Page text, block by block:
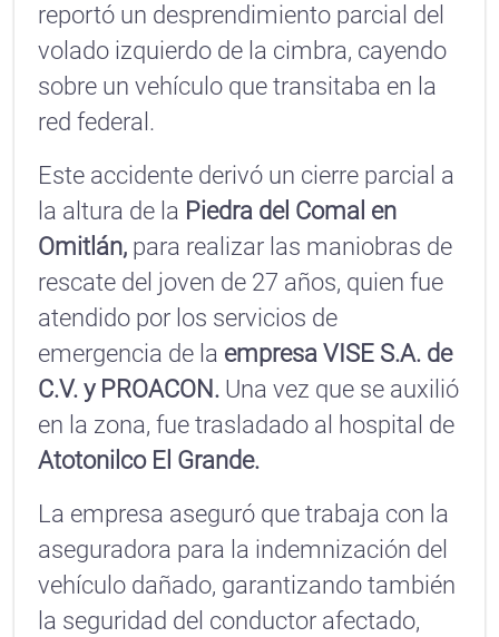
reportó un desprendimiento parcial del
volado izquierdo de la cimbra, cayendo
sobre un vehículo que transitaba en la
red federal.
Este accidente derivó un cierre parcial a
la altura de la Piedra del Comal en
Omitlán, para realizar las maniobras de
rescate del joven de 27 años, quien fue
atendido por los servicios de
emergencia de la empresa VISE S.A. de
C.V. y PROACON. Una vez que se auxilió
en la zona, fue trasladado al hospital de
Atotonilco El Grande.
La empresa aseguró que trabaja con la
aseguradora para la indemnización del
vehículo dañado, garantizando también
la seguridad del conductor afectado,